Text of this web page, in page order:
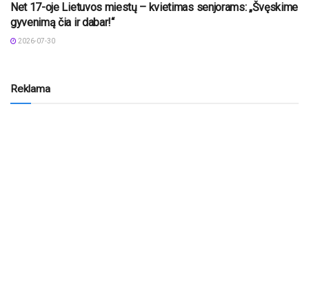
Net 17-oje Lietuvos miestų – kvietimas senjorams: „Švęskime
gyvenimą čia ir dabar!“
2026-07-30
Reklama